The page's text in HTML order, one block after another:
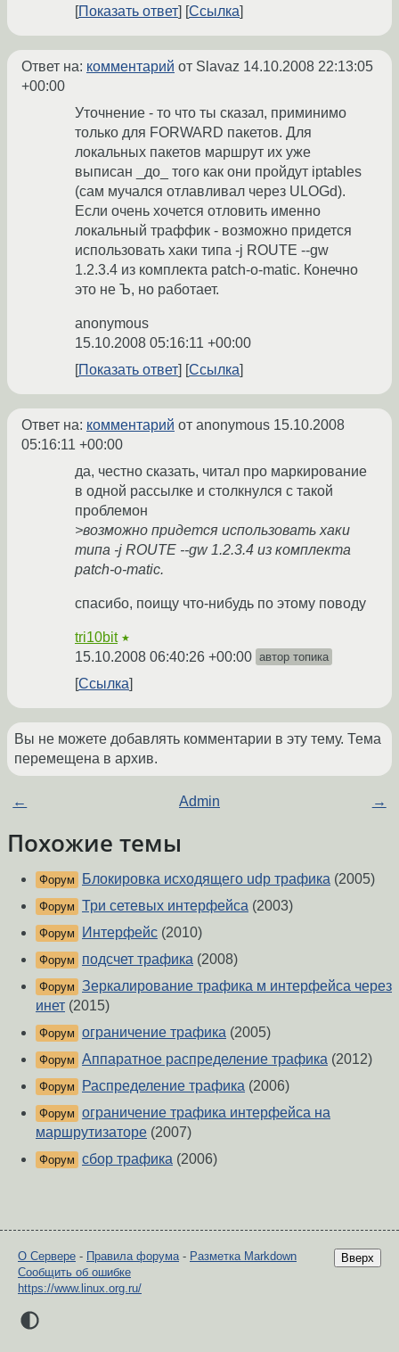
Показать ответ
Ссылка
Ответ на: комментарий от Slavaz 14.10.2008 22:13:05
+00:00
Уточнение - то что ты сказал, приминимо
только для FORWARD пакетов. Для
локальных пакетов маршрут их уже
выписан _до_ того как они пройдут iptables
(сам мучался отлавливал через ULOGd).
Если очень хочется отловить именно
локальный траффик - возможно придется
использовать хаки типа -j ROUTE --gw
1.2.3.4 из комплекта patch-o-matic. Конечно
это не Ъ, но работает.
anonymous
15.10.2008 05:16:11 +00:00
Показать ответ
Ссылка
Ответ на: комментарий от anonymous 15.10.2008
05:16:11 +00:00
да, честно сказать, читал про маркирование
в одной рассылке и столкнулся с такой
проблемон
>возможно придется использовать хаки
типа -j ROUTE --gw 1.2.3.4 из комплекта
patch-o-matic.
спасибо, поищу что-нибудь по этому поводу
tri10bit ★
15.10.2008 06:40:26 +00:00 автор топика
Ссылка
Вы не можете добавлять комментарии в эту тему. Тема
перемещена в архив.
← Admin →
Похожие темы
Форум Блокировка исходящего udp трафика (2005)
Форум Три сетевых интерфейса (2003)
Форум Интерфейс (2010)
Форум подсчет трафика (2008)
Форум Зеркалирование трафика м интерфейса через
инет (2015)
Форум ограничение трафика (2005)
Форум Аппаратное распределение трафика (2012)
Форум Распределение трафика (2006)
Форум ограничение трафика интерфейса на
маршрутизаторе (2007)
Форум сбор трафика (2006)
Вверх
О Сервере - Правила форума- Разметка Markdown
Сообщить об ошибке
https://www.linux.org.ru/